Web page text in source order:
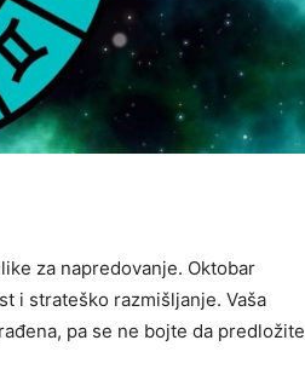
za napredovanje. Oktobar
i strateško razmišljanje. Vaša
pa se ne bojte da predložite